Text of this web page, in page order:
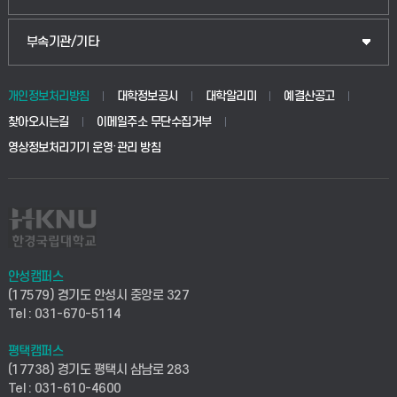
생명공학부
사회안전시스템공학부
컴퓨터응용수학부
ICT로봇기계공학부
공공정책대학원
교육대학원
웹메일
학사시스템(전문학사 및 전공심화)
사이버캠퍼스(전문학사 및 전공심화)
시설바로처리서비스
연구실안전관리시스템
산학연구관리시스템
부속기관/기타
중앙도서관
학생생활관(안성)
산학협력단
취업지원센터
창업지원센터
현장실습지원센터
개인정보처리방침 대학정보공시 대학알리미
예결산공고
찾아오시는길
이메일주소 무단수집거부
영상정보처리기기 운영·관리 방침
안성캠퍼스
(17579) 경기도 안성시 중앙로 327
Tel : 031-670-5114
평택캠퍼스
(17738) 경기도 평택시 삼남로 283
Tel : 031-610-4600